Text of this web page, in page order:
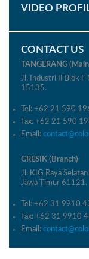
VIDEO
CONTACT US
TANGERANG
Jl. Industri II Blok F
15135.
Tel: +62 21 590
Fax: +62 21 590
Email:
GRESIK (Branch)
Jl. KIG Raya
Jawa Timur 61121.
Tel: +62 31 9910
Fax: +62 31 9910
Email: